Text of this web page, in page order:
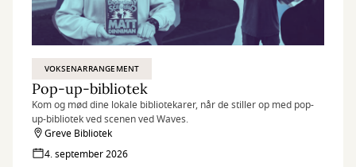
VOKSENARRANGEMENT
Pop-up-bibliotek
Kom og mød dine lokale bibliotekarer, når de stiller op med pop-
up-bibliotek ved scenen ved Waves.
Greve Bibliotek
4. september 2026